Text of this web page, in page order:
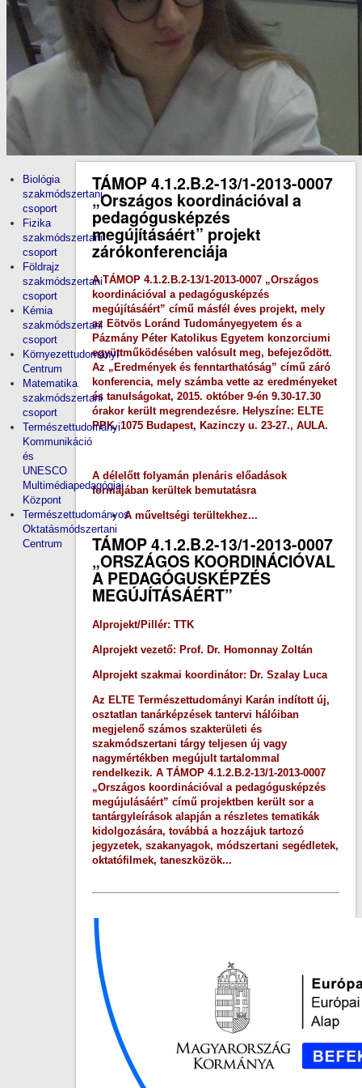
TÁMOP 4.1.2.B.2-13/1-2013-0007
„Országos koordinációval a
pedagógusképzés
megújításáért” projekt
zárókonferenciája
A TÁMOP 4.1.2.B.2-13/1-2013-0007 „Országos
koordinációval a pedagógusképzés
megújításáért” című másfél éves projekt, mely
az Eötvös Loránd Tudományegyetem és a
Pázmány Péter Katolikus Egyetem konzorciumi
együttműködésében valósult meg, befejeződött.
Az „Eredmények és fenntarthatóság” című záró
konferencia, mely számba vette az eredményeket
és tanulságokat, 2015. október 9-én 9.30-17.30
órakor került megrendezésre. Helyszíne: ELTE
PPK, 1075 Budapest, Kazinczy u. 23-27., AULA.
A délelőtt folyamán plenáris előadások
formájában kerültek bemutatásra
A műveltségi terültekhez...
TÁMOP 4.1.2.B.2-13/1-2013-0007
„ORSZÁGOS KOORDINÁCIÓVAL
A PEDAGÓGUSKÉPZÉS
MEGÚJÍTÁSÁÉRT”
Alprojekt/Pillér: TTK
Alprojekt vezető: Prof. Dr. Homonnay Zoltán
Alprojekt szakmai koordinátor: Dr. Szalay Luca
Az ELTE Természettudományi Karán indított új,
osztatlan tanárképzések tantervi hálóiban
megjelenő számos szakterületi és
szakmódszertani tárgy teljesen új vagy
nagymértékben megújult tartalommal
rendelkezik. A TÁMOP 4.1.2.B.2-13/1-2013-0007
„Országos koordinációval a pedagógusképzés
megújulásáért” című projektben került sor a
tantárgyleírások alapján a részletes tematikák
kidolgozására, továbbá a hozzájuk tartozó
jegyzetek, szakanyagok, módszertani segédletek,
oktatófilmek, taneszközök...
Biológia
szakmódszertani
csoport
Fizika
szakmódszertani
csoport
Földrajz
szakmódszertani
csoport
Kémia
szakmódszertani
csoport
Környezettudományi
Centrum
Matematika
szakmódszertani
csoport
Természettudományi
Kommunikáció
és
UNESCO
Multimédiapedagógiai
Központ
Természettudományos
Oktatásmódszertani
Centrum